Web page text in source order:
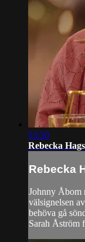
53:50
Rebecka
Rebecka
Johnny Åbom
välsignelsen
behöva gå
Sarah Åström